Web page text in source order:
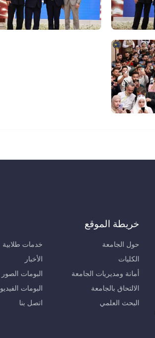
خريطة الموقع
حول الجامعة
الكليات
أمانة ومديريات الجامعة
الالتحاق بالجامعة
البحث العلمي
خدمات طلابية
الأخبار
البومات الصور
البومات الفيديو
اتصل بنا